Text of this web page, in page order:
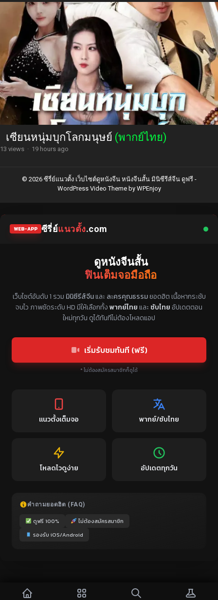
เซียนหนุ่มบุกโลกมนุษย์ (พากย์ไทย)
13 views · 19 hours ago
© 2026 ซีรี่ย์แนวตั้ง เว็บไซต์ดูหนังจีน หนังจีนสั้น มินิซีรีส์จีน ดูฟรี -
WordPress Video Themeby WPEnjoy
WEB-APP ซีรี่ย์แนวตั้ง.com
ดูหนังจีนสั้น
ฟินเต็มจอมือถือ
เว็บไซต์อันดับ 1 รวม มินิซีรีส์จีนและ ละครคุณธรรมยอดฮิต เนื้อหากระชับ
จบไว ภาพชัดระดับ HD มีให้เลือกทั้งพากย์ไทยและ ซับไทยอัปเดตตอน
ใหม่ทุกวัน ดูได้ทันทีไม่ต้องโหลดแอป
เริ่มรับชมทันที (ฟรี)
* ไม่ต้องสมัครสมาชิกก็ดูได้
แนวตั้งเต็มจอ พากย์/ซับไทย
โหลดไวดูง่าย อัปเดตทุกวัน
คำถามยอดฮิต (FAQ)
ดูฟรี 100%
ไม่ต้องสมัครสมาชิก
รองรับ iOS/Android